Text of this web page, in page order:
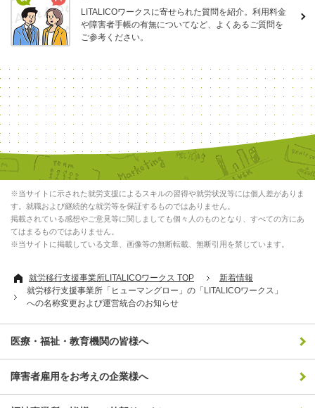
LITALICOワークスに寄せられた質問を紹介。利用料金
や障害者手帳の有無についてなど、よくあるご質問を
ご参考ください。
※当サイトに示された就労支援によるスキルの習得や就労状況等には個人差がありま
す。就職および継続的な就労等を保証するものではありません。
掲載されている感想やご意見等に関しましても個々人のものとなり、すべての方にあ
てはまるものではありません。
※当サイトに掲載している文章、画像等の無断転載、無断引用を禁じています。
就労移行支援事業所LITALICOワークス TOP
新着情報
就労移行支援事業所「ヒューマングロー」の「LITALICOワークス」
への名称変更および運営統合のお知らせ
医療・福祉・教育機関の皆様へ
障害者雇用をお考えの企業様へ